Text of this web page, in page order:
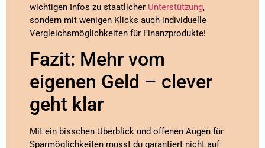
wichtigen Infos zu staatlicher Unterstützung,
sondern mit wenigen Klicks auch individuelle
Vergleichsmöglichkeiten für Finanzprodukte!
Fazit: Mehr vom
eigenen Geld – clever
geht klar
Mit ein bisschen Überblick und offenen Augen für
Sparmöglichkeiten musst du garantiert nicht auf